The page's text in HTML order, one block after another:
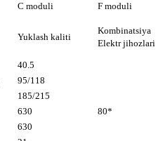
C moduli F moduli
Yuklash kaliti
Kombinatsiya
Elektr jihozlari
40.5
95/118
185/215
630 80*
630